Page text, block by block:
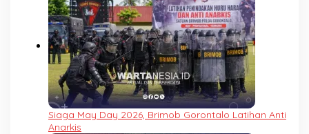
Siaga May Day 2026, Brimob Gorontalo Latihan Anti
Anarkis